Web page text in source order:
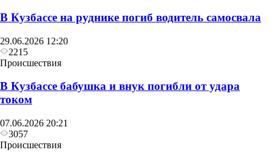
В Кузбассе на руднике погиб водитель самосвала
29.06.2026 12:20
2215
Происшествия
В Кузбассе бабушка и внук погибли от удара
током
07.06.2026 20:21
3057
Происшествия